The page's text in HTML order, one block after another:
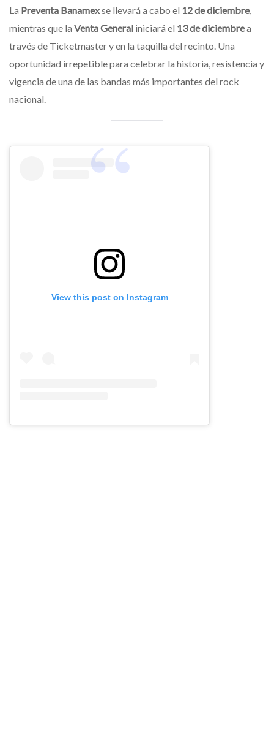
La Preventa Banamexse llevará a cabo el 12 de diciembre,
mientras que la Venta General iniciará el 13 de diciembrea
través de Ticketmaster y en la taquilla del recinto. Una
oportunidad irrepetible para celebrar la historia, resistencia y
vigencia de una de las bandas más importantes del rock
nacional.
View this post on Instagram